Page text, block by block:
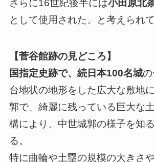
さらに16世紀後半には小田原北
として使用された、と考えられて
【菅谷館跡の見どころ】
国指定史跡で、続日本100名城の
台地状の地形をした広大な敷地
郭で、綺麗に残っている巨大な
構により、中世城郭の様子を知
る。
特に曲輪や土塁の規模の大きさ